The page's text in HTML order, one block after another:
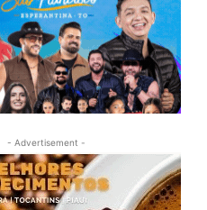
- Advertisement -